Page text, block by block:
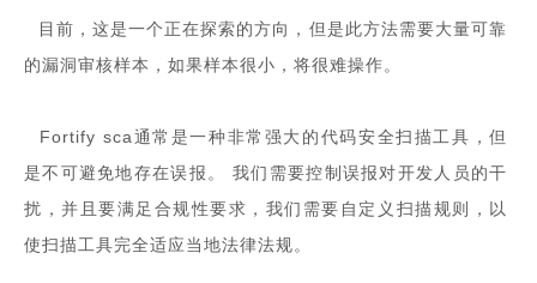
目前，这是一个正在探索的方向，但是此方法需要大量可靠
的漏洞审核样本，如果样本很小，将很难操作。
Fortify sca通常是一种非常强大的代码安全扫描工具，但
是不可避免地存在误报。 我们需要控制误报对开发人员的干
扰，并且要满足合规性要求，我们需要自定义扫描规则，以
使扫描工具完全适应当地法律法规。